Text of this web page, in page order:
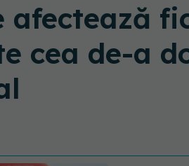
cea de-a